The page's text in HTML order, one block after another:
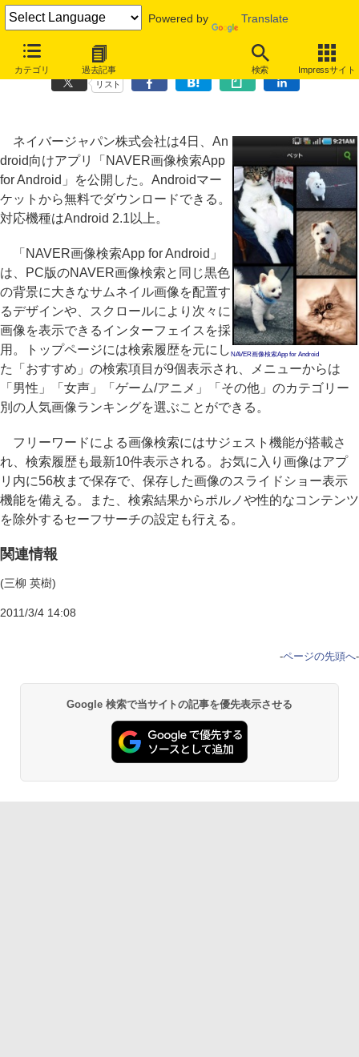
Powered by Translate
カテゴリ 過去記事 検索 Impressサイト
「NAVER画像検索」のAndroidアプリが公開
リスト
NAVER画像検索App for Android
ネイバージャパン株式会社は4日、An
droid向けアプリ「NAVER画像検索App
for Android」を公開した。Androidマー
ケットから無料でダウンロードできる。
対応機種はAndroid 2.1以上。
「NAVER画像検索App for Android」
は、PC版のNAVER画像検索と同じ黒色
の背景に大きなサムネイル画像を配置す
るデザインや、スクロールにより次々に
画像を表示できるインターフェイスを採
用。トップページには検索履歴を元にし
た「おすすめ」の検索項目が9個表示され、メニューからは
「男性」「女声」「ゲーム/アニメ」「その他」のカテゴリー
別の人気画像ランキングを選ぶことができる。
フリーワードによる画像検索にはサジェスト機能が搭載さ
れ、検索履歴も最新10件表示される。お気に入り画像はアプ
リ内に56枚まで保存で、保存した画像のスライドショー表示
機能を備える。また、検索結果からポルノや性的なコンテンツ
を除外するセーフサーチの設定も行える。
関連情報
(三柳 英樹)
2011/3/4 14:08
-ページの先頭へ-
Google 検索で当サイトの記事を優先表示させる